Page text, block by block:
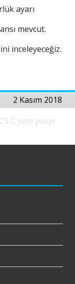
ayarı
mevcut.
inceleyeceğiz.
2 Kasım 2018
C yeni proje